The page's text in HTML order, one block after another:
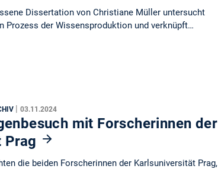
Dissertation von Christiane Müller untersucht
Prozess der Wissensproduktion und verknüpft…
|03.11.2024
mit Forscherinnen der
Prag
die beiden Forscherinnen der Karlsuniversität Prag,